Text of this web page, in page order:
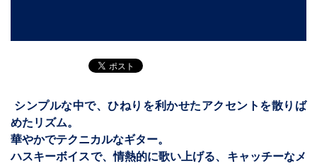
シンプルな中で、ひねりを利かせたアクセントを散りば
めたリズム。
華やかでテクニカルなギター。
ハスキーボイスで、情熱的に歌い上げる、キャッチーなメ